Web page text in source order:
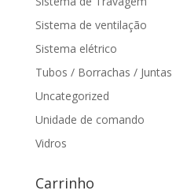
Sistema de ventilação
Sistema elétrico
Tubos / Borrachas / Juntas
Uncategorized
Unidade de comando
Vidros
Carrinho